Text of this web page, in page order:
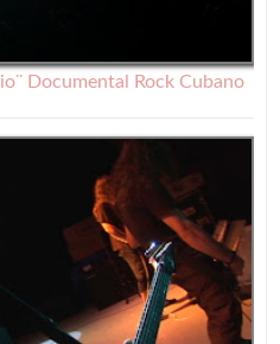
Documental Rock Cubano